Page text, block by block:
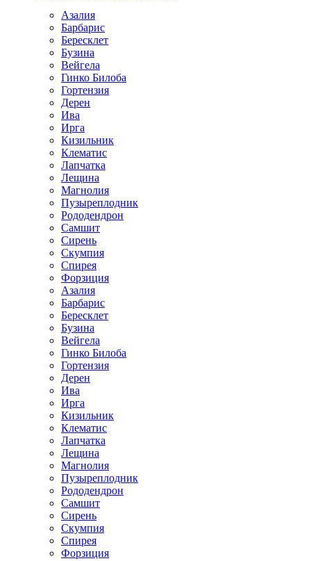
Азалия
Барбарис
Бересклет
Бузина
Вейгела
Гинко Билоба
Гортензия
Дерен
Ива
Ирга
Кизильник
Клематис
Лапчатка
Лещина
Магнолия
Пузыреплодник
Рододендрон
Самшит
Сирень
Скумпия
Спирея
Форзиция
Азалия
Барбарис
Бересклет
Бузина
Вейгела
Гинко Билоба
Гортензия
Дерен
Ива
Ирга
Кизильник
Клематис
Лапчатка
Лещина
Магнолия
Пузыреплодник
Рододендрон
Самшит
Сирень
Скумпия
Спирея
Форзиция